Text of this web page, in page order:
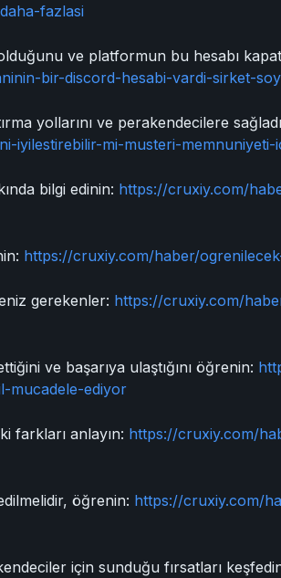
fazlasi
ve platformun bu hesabı
bir-discord-hesabi-vardi-sirket-
yollarını ve perakendecilere
iyilestirebilir-mi-musteri-
bilgi edinin: https://cruxiy.com/
https://cruxiy.com/haber/
gerekenler: https://cruxiy.com/
ve başarıya ulaştığını öğrenin:
mucadele-ediyor
farkları anlayın: https://cruxiy.com/
öğrenin: https://cruxiy.com/
için sunduğu fırsatları